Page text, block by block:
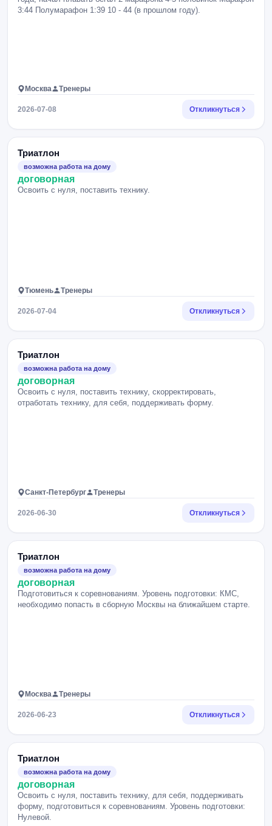
3:44 Полумарафон 1:39 10 - 44 (в прошлом году).
Москва Тренеры
2026-07-08 Откликнуться
Триатлон
возможна работа на дому
договорная
Освоить с нуля, поставить технику.
Тюмень Тренеры
2026-07-04 Откликнуться
Триатлон
возможна работа на дому
договорная
Освоить с нуля, поставить технику, скорректировать,
отработать технику, для себя, поддерживать форму.
Санкт-Петербург Тренеры
2026-06-30 Откликнуться
Триатлон
возможна работа на дому
договорная
Подготовиться к соревнованиям. Уровень подготовки: КМС,
необходимо попасть в сборную Москвы на ближайшем старте.
Москва Тренеры
2026-06-23 Откликнуться
Триатлон
возможна работа на дому
договорная
Освоить с нуля, поставить технику, для себя, поддерживать
форму, подготовиться к соревнованиям. Уровень подготовки:
Нулевой.